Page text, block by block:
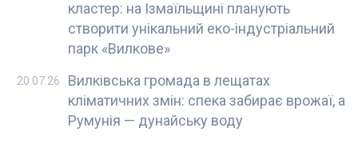
кластер: на Ізмаїльщині планують
створити унікальний еко-індустріальний
парк «Вилкове»
Вилківська громада в лещатах
кліматичних змін: спека забирає врожаї, а
Румунія — дунайську воду
20.07.26